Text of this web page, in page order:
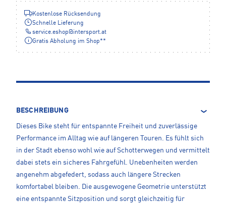
Kostenlose Rücksendung
Schnelle Lieferung
service.eshop@intersport.at
Gratis Abholung im Shop**
BESCHREIBUNG
Dieses Bike steht für entspannte Freiheit und zuverlässige
Performance im Alltag wie auf längeren Touren. Es fühlt sich
in der Stadt ebenso wohl wie auf Schotterwegen und vermittelt
dabei stets ein sicheres Fahrgefühl. Unebenheiten werden
angenehm abgefedert, sodass auch längere Strecken
komfortabel bleiben. Die ausgewogene Geometrie unterstützt
eine entspannte Sitzposition und sorgt gleichzeitig für